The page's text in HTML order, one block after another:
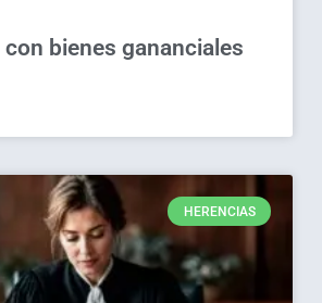
bienes gananciales
HERENCIAS